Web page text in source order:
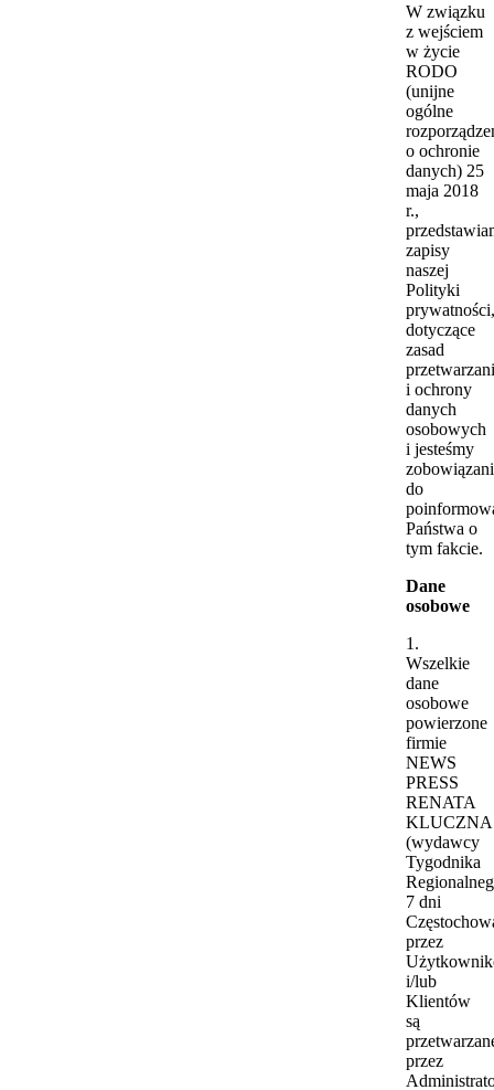
W związku
z wejściem
w życie
RODO
(unijne
ogólne
o ochronie
danych) 25
maja 2018
r.,
zapisy
naszej
Polityki
prywatności,
dotyczące
zasad
i ochrony
danych
osobowych
i jesteśmy
zobowiązani
do
Państwa o
tym fakcie.
Dane
osobowe
1.
Wszelkie
dane
osobowe
powierzone
firmie
NEWS
PRESS
RENATA
KLUCZNA
(wydawcy
Tygodnika
7 dni
przez
i/lub
Klientów
są
przez